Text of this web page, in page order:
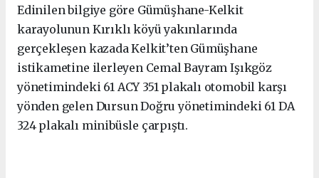
Edinilen bilgiye göre Gümüşhane-Kelkit
karayolunun Kırıklı köyü yakınlarında
gerçekleşen kazada Kelkit’ten Gümüşhane
istikametine ilerleyen Cemal Bayram Işıkgöz
yönetimindeki 61 ACY 351 plakalı otomobil karşı
yönden gelen Dursun Doğru yönetimindeki 61 DA
324 plakalı minibüsle çarpıştı.